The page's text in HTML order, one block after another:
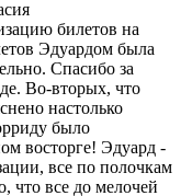
билетов на
Эдуардом была
Спасибо за
Во-вторых, что
настолько
было
восторге! Эдуард -
все по полочкам
что все до мелочей